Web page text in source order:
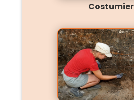
Costumier